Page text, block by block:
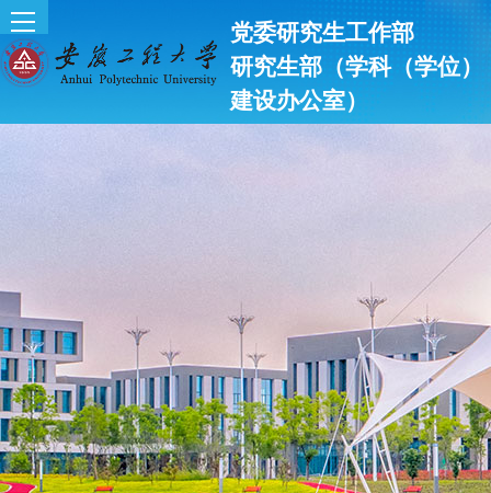
党委研究生工作部
研究生部（学科（学位）
建设办公室）